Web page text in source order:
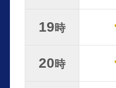
19時
20時